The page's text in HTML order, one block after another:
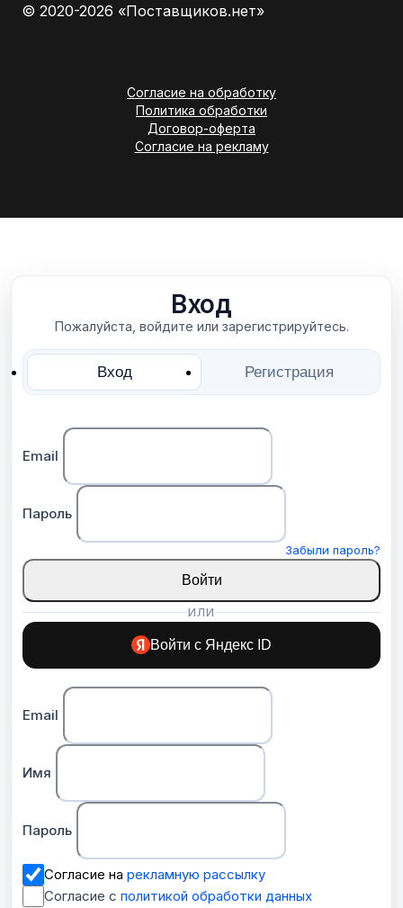
© 2020-2026 «Поставщиков.нет»
Согласие на обработку
Политика обработки
Договор-оферта
Согласие на рекламу
Вход
Пожалуйста, войдите или зарегистрируйтесь.
Вход Регистрация
Email
Пароль
Забыли пароль?
Войти
ИЛИ
Войти с Яндекс ID
Email
Имя
Пароль
Согласие на рекламную рассылку
Согласие с политикой обработки данных